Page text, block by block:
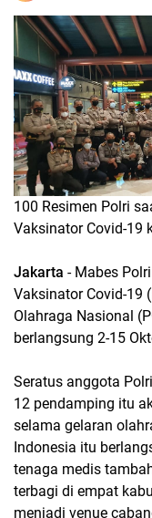
100 Resimen Polri
Vaksinator Covid-19
Jakarta - Mabes
Vaksinator Covid-19
Olahraga Nasional
berlangsung 2-15
Seratus anggota
12 pendamping itu
selama gelaran
Indonesia itu
tenaga medis
terbagi di empat
menjadi venue